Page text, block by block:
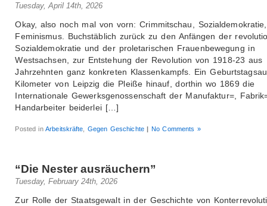
Tuesday, April 14th, 2026
Okay, also noch mal von vorn: Crimmitschau, Sozialdemokratie,
Feminismus. Buchstäblich zurück zu den Anfängen der
Sozialdemokratie und der proletarischen Frauenbewegung in
Westsachsen, zur Entstehung der Revolution von 1918-23 aus
Jahrzehnten ganz konkreten Klassenkampfs. Ein
Kilometer von Leipzig die Pleiße hinauf, dorthin wo 1869 die
Internationale Gewerksgenossenschaft der Manufaktur=,
Handarbeiter beiderlei […]
Posted inArbeitskräfte Gegen Geschichte | No Comments »
“Die Nester ausräuchern”
Tuesday, February 24th, 2026
Zur Rolle der Staatsgewalt in der Geschichte von